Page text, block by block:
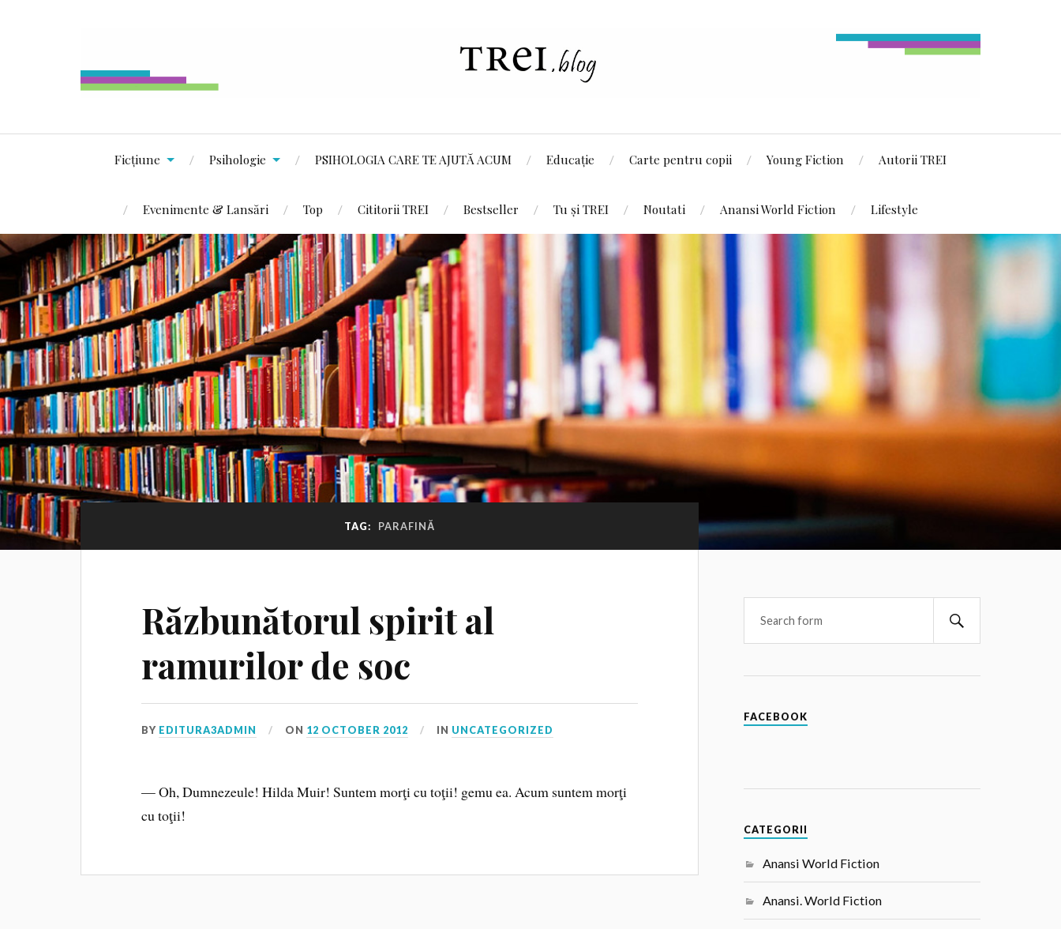
Ficțiune Psihologie PSIHOLOGIA CARE TE AJUTĂ ACUM Educație Carte pentru copii Young Fiction Autorii TREI
Evenimente & Lansări Top Cititorii TREI Bestseller Tu și TREI Noutati Anansi World Fiction Lifestyle
TAG: PARAFINĂ
Răzbunătorul spirit al
ramurilor de soc
BY EDITURA3ADMIN ON 12 OCTOBER 2012 IN UNCATEGORIZED
— Oh, Dumnezeule! Hilda Muir! Suntem morţi cu toţii! gemu ea. Acum suntem morţi
cu toţii!
FACEBOOK
CATEGORII
Anansi World Fiction
Anansi. World Fiction